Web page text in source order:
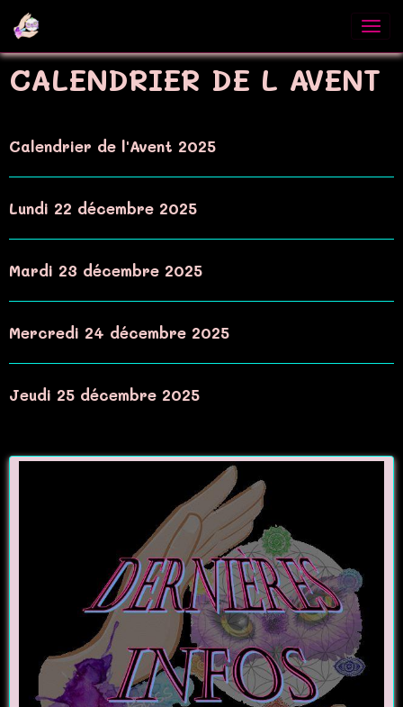
CALENDRIER DE L AVENT
Calendrier de l'Avent 2025
Lundi 22 décembre 2025
Mardi 23 décembre 2025
Mercredi 24 décembre 2025
Jeudi 25 décembre 2025